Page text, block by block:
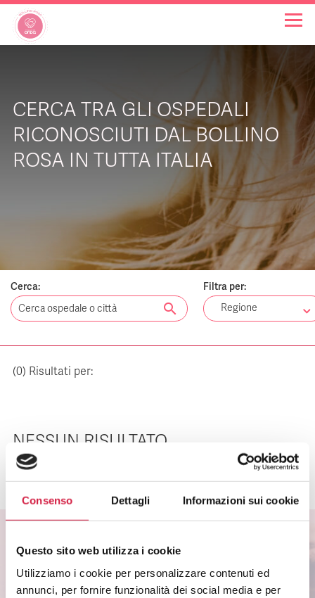
Consenso Dettagli Informazioni sui cookie
Questo sito web utilizza i cookie
Utilizziamo i cookie per personalizzare contenuti ed
annunci, per fornire funzionalità dei social media e per
INIZIATIVE
NOTIZIE
CHI SIAMO
CERCA TRA GLI OSPEDALI
RICONOSCIUTI DAL BOLLINO
ROSA IN TUTTA ITALIA
Cerca:
search
Filtra per:
Regione
(0) Risultati per:
NESSUN RISULTATO
ISCRIVITI ALLA NEWSLETTER